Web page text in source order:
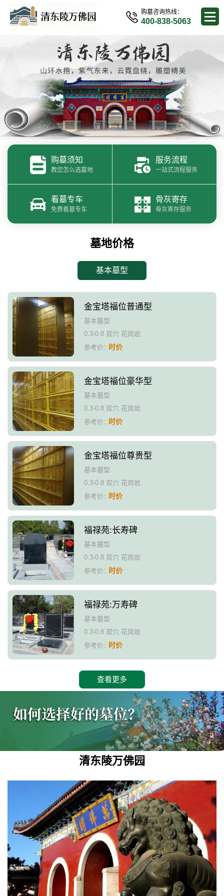
购墓咨询热线：
400-838-5063
购墓须知
教您怎么选墓地
服务流程
一站式流程服务
看墓专车
免费看墓专车
骨灰寄存
骨灰寄存服务
墓地价格
基本墓型
金宝塔福位普通型
基本墓型
0.3-0.8 双穴 花岗岩
参考价：时价
金宝塔福位豪华型
基本墓型
0.3-0.8 双穴 花岗岩
参考价：时价
金宝塔福位尊贵型
基本墓型
0.3-0.8 双穴 花岗岩
参考价：时价
福禄苑:长寿碑
基本墓型
0.3-0.8 双穴 花岗岩
参考价：时价
福禄苑:万寿碑
基本墓型
0.3-0.8 双穴 花岗岩
参考价：时价
查看更多
清东陵万佛园